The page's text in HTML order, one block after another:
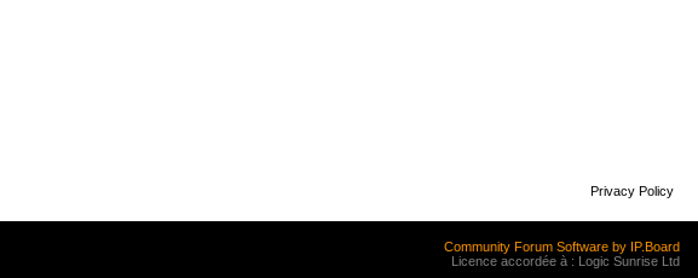
Privacy Policy
Community Forum Software by IP.Board
Licence accordée à : Logic Sunrise Ltd